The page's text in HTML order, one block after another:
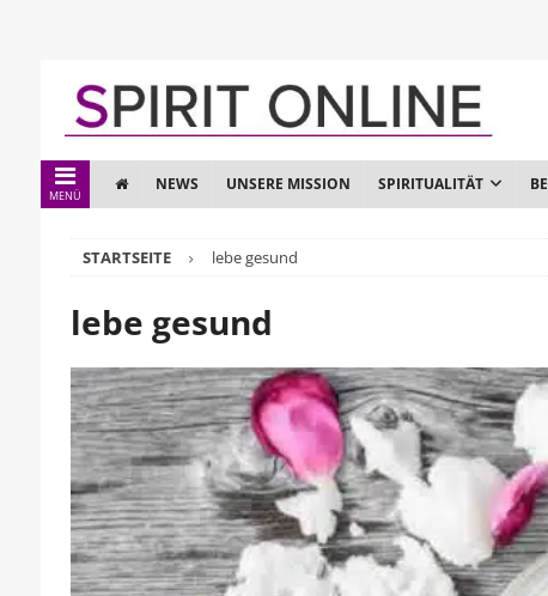
MENÜ
NEWS UNSERE MISSION SPIRITUALITÄT
STARTSEITE lebe gesund
lebe gesund